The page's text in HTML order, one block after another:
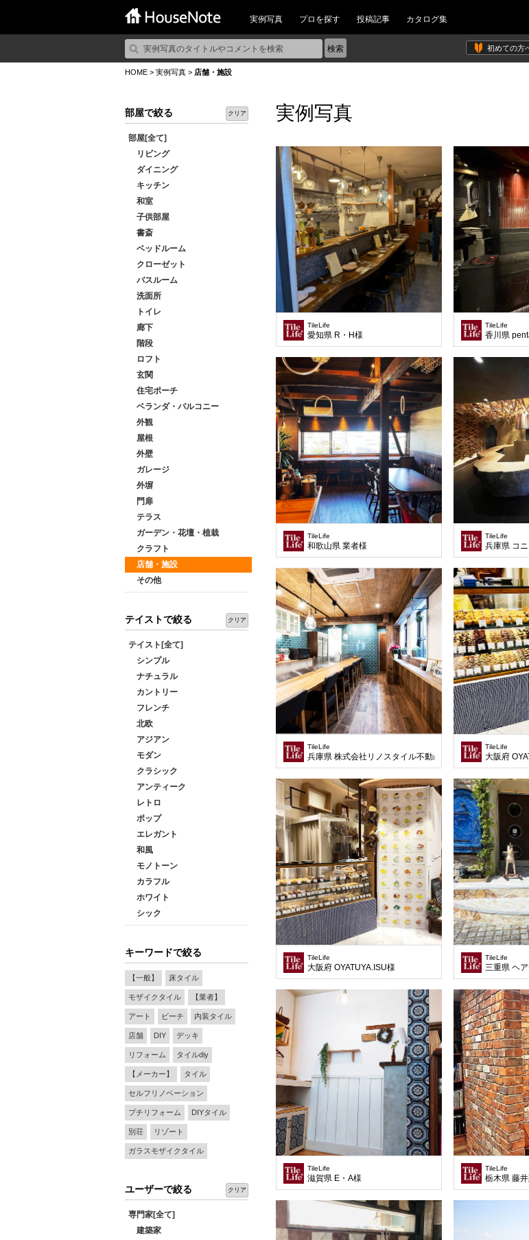
実例写真 プロを探す 投稿記事 カタログ集
初めての方
HOME > 実例写真 > 店舗・施設
部屋で絞る クリア
部屋[全て]
リビング
ダイニング
キッチン
和室
子供部屋
書斎
ベッドルーム
クローゼット
バスルーム
洗面所
トイレ
廊下
階段
ロフト
玄関
住宅ポーチ
ベランダ・バルコニー
外観
屋根
外壁
ガレージ
外塀
門扉
テラス
ガーデン・花壇・植栽
クラフト
店舗・施設
その他
テイストで絞る クリア
テイスト[全て]
シンプル
ナチュラル
カントリー
フレンチ
北欧
アジアン
モダン
クラシック
アンティーク
レトロ
ポップ
エレガント
和風
モノトーン
カラフル
ホワイト
シック
キーワードで絞る
【一般】 床タイル
モザイクタイル 【業者】
アート ビーチ 内装タイル
店舗 DIY デッキ
リフォーム タイルdiy
【メーカー】 タイル
セルフリノベーション
プチリフォーム DIYタイル
別荘 リゾート
ガラスモザイクタイル
ユーザーで絞る クリア
専門家[全て]
建築家
実例写真
TileLife
愛知県 R・H様
TileLife
香川県
TileLife
和歌山県 業者様
TileLife
兵庫県 コ
TileLife
兵庫県 株式会社リノスタイル不動産様
TileLife
大阪府
TileLife
大阪府 OYATUYA.ISU様
TileLife
三重県 ヘ
TileLife
滋賀県 E・A様
TileLife
栃木県 藤